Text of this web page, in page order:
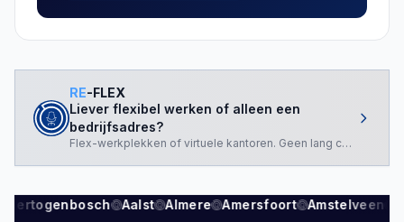
RE-FLEX
Liever flexibel werken of alleen een
bedrijfsadres?
Flex-werkplekken of virtuele kantoren. Geen lang contract
Hertogenbosch Aalst Almere Amersfoort Amstelveen